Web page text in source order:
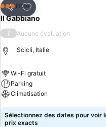
Partager
Ajouter à mes favoris
3 ÉtoilesHôtel
Il Gabbiano
/ Aucune évaluation
Scicli, Italie
Wi-Fi gratuit
Parking
Climatisation
Consulter les prix
Sélectionnez des dates pour voir
prix exacts